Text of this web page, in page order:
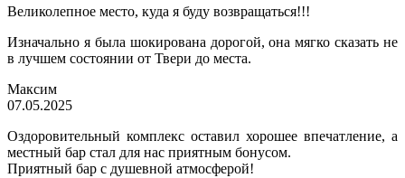
Великолепное место, куда я буду возвращаться!!!
Изначально я была шокирована дорогой, она мягко сказать не
в лучшем состоянии от Твери до места.
Максим
07.05.2025
Оздоровительный комплекс оставил хорошее впечатление, а
местный бар стал для нас приятным бонусом.
Приятный бар с душевной атмосферой!